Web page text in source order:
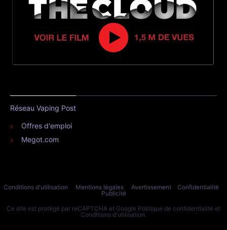
Réseau Vaping Post
Offres d'emploi
Megot.com
Conditions d'utilisation Mentions légales Avertissement
Confidentialité
Publicité
Ce site est protégé par reCAPTCHA et Google Politique de confidentialité et
Conditions d'utilisation.